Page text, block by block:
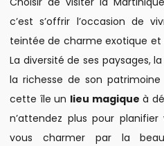
c’est s’offrir l’occasion de
teintée de charme exotique
La diversité de ses paysages,
la richesse de son
cette île un lieu magique à
n’attendez plus pour
vous charmer par la